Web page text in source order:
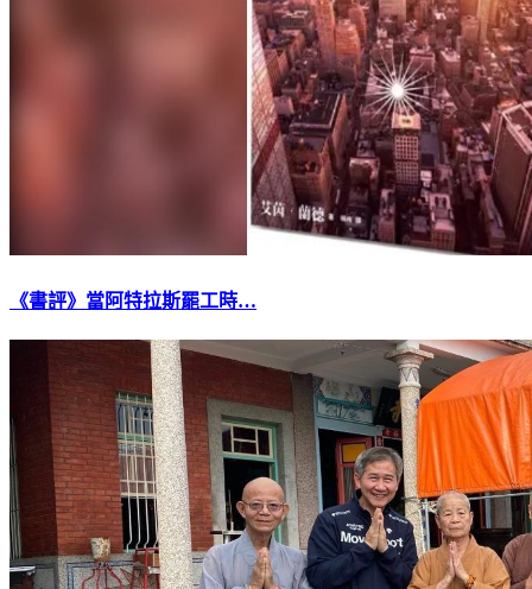
《書評》當阿特拉斯罷工時…